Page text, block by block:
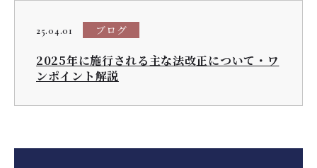
25.04.01 ブログ
2025年に施行される主な法改正について・ワ
ンポイント解説